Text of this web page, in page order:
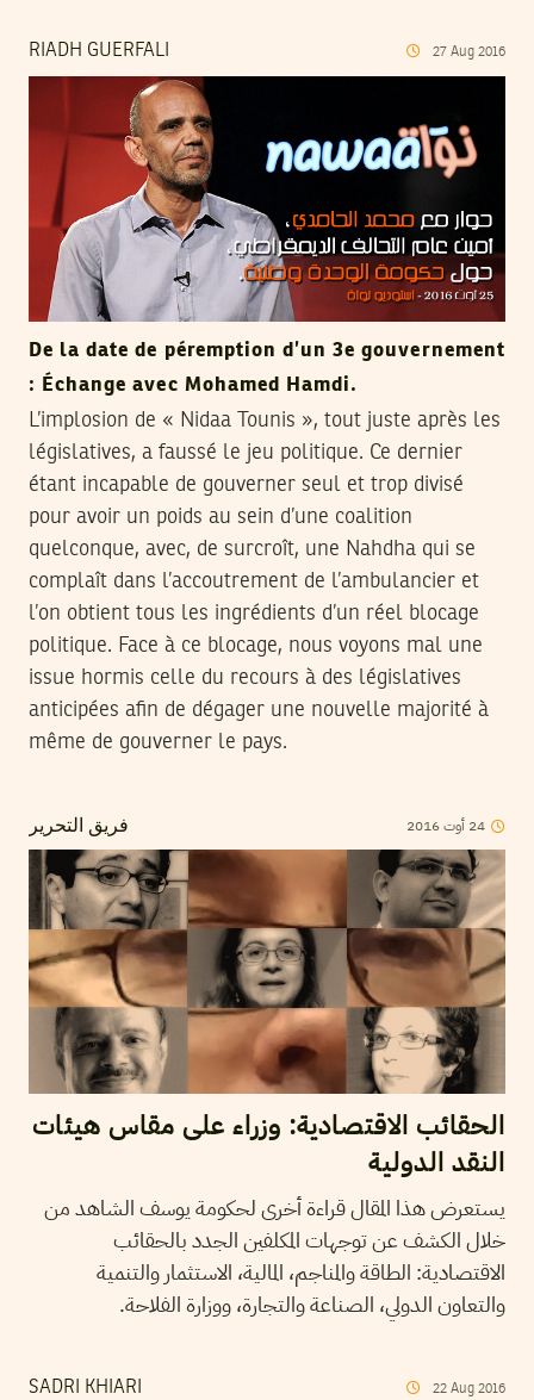
RIADH GUERFALI 27 Aug 2016
De la date de péremption d’un 3e gouvernement
: Échange avec Mohamed Hamdi.
L’implosion de « Nidaa Tounis », tout juste après les
législatives, a faussé le jeu politique. Ce dernier
étant incapable de gouverner seul et trop divisé
pour avoir un poids au sein d’une coalition
quelconque, avec, de surcroît, une Nahdha qui se
complaît dans l’accoutrement de l’ambulancier et
l’on obtient tous les ingrédients d’un réel blocage
politique. Face à ce blocage, nous voyons mal une
issue hormis celle du recours à des législatives
anticipées afin de dégager une nouvelle majorité à
même de gouverner le pays.
فريق التحرير 24 أوت2016
الحقائب الاقتصادية: وزراء على مقاس هيئات
النقد الدولية
يستعرض هذا المقال قراءة أخرى لحكومة يوسف الشاهد من
خلال الكشف عن توجهات المكلفين الجدد بالحقائب
الاقتصادية: الطاقة والمناجم، المالية، الاستثمار والتنمية
والتعاون الدولي، الصناعة والتجارة، ووزارة الفلاحة.
SADRI KHIARI 22 Aug 2016